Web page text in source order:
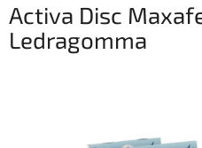
Activa Disc
Ledragomma